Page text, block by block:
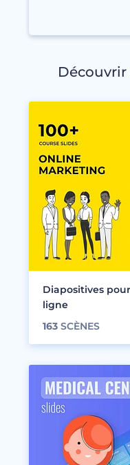
Diapositives
ligne
163 SCÈNES